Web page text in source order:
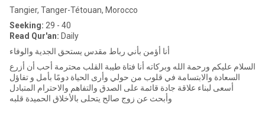
Tangier, Tanger-Tétouan, Morocco
Seeking: 29 - 40
Read Qur'an: Daily
أنا أؤمن بأني رباط مقدس يستحق الجدية والوفاء
السلام عليكم ورحمة الله وبركاته أنا فتاة طيبة القلب محترمة أحب أن أزرع
السعادة والابتسامة في قلوب من حولي وأرى الحياة دومًا بأمل و تفاؤل
أسعى لبناء علاقة جادة قائمة على الصدق والتفاهم والاحترام المتبادل
وأبحث عن زوج صالح يتحلى بالأخلاق الحميدة قلبه